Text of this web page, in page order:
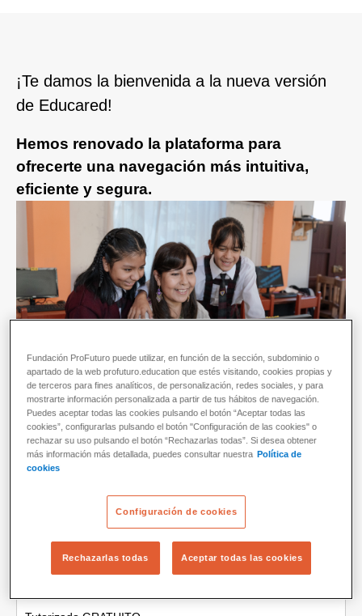
¡Te damos la bienvenida a la nueva versión
de Educared!
Hemos renovado la plataforma para
ofrecerte una navegación más intuitiva,
eficiente y segura.
Fundación ProFuturo puede utilizar, en función de la sección, subdominio o
apartado de la web profuturo.education que estés visitando, cookies propias y
de terceros para fines analíticos, de personalización, redes sociales, y para
mostrarte información personalizada a partir de tus hábitos de navegación.
Puedes aceptar todas las cookies pulsando el botón “Aceptar todas las
cookies”, configurarlas pulsando el botón "Configuración de las cookies" o
rechazar su uso pulsando el botón “Rechazarlas todas”. Si desea obtener
más información más detallada, puedes consultar nuestra Política de
cookies
Configuración de cookies
Rechazarlas todas Aceptar todas las cookies